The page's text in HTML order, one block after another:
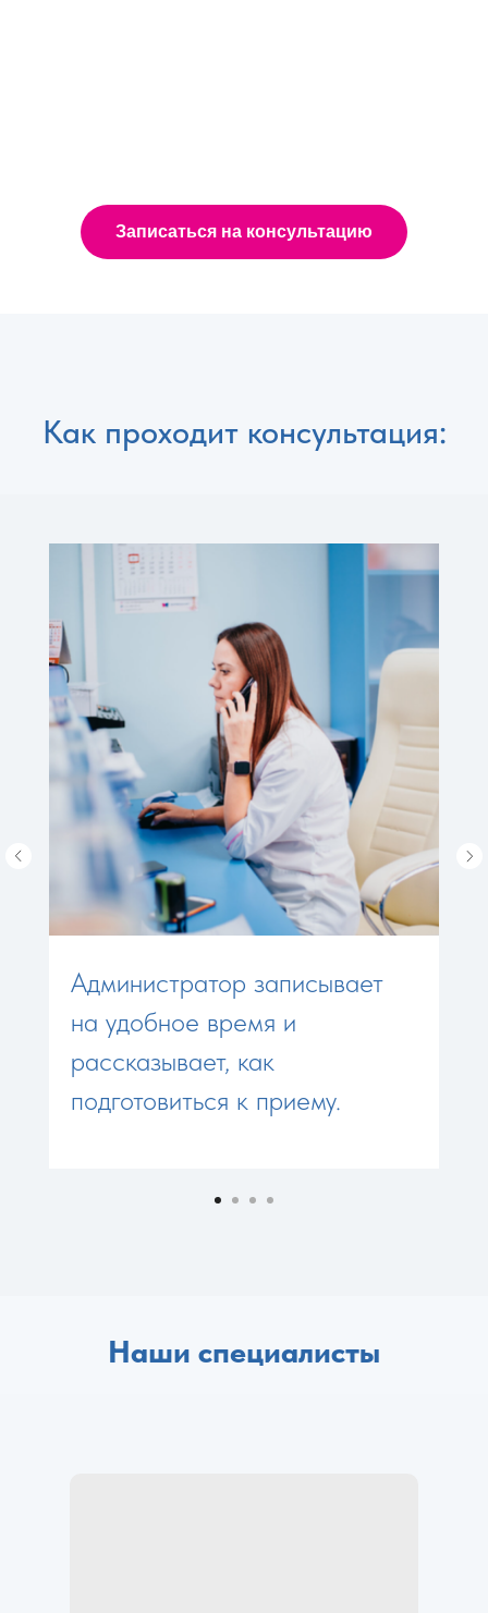
Записаться на консультацию
Как проходит консультация:
Администратор записывает
на удобное время и
рассказывает, как
подготовиться к приему.
Наши специалисты